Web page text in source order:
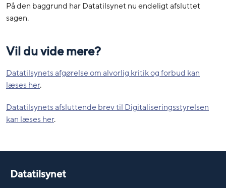
På den baggrund har Datatilsynet nu endeligt afsluttet
sagen.
Vil du vide mere?
Datatilsynets afgørelse om alvorlig kritik og forbud kan
læses her.
Datatilsynets afsluttende brev til Digitaliseringsstyrelsen
kan læses her.
Datatilsynet